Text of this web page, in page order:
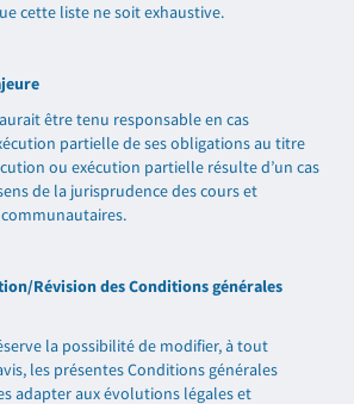
cette liste ne soit exhaustive.
être tenu responsable en cas
partielle de ses obligations au titre
ou exécution partielle résulte d’un cas
de la jurisprudence des cours et
Révision des Conditions générales
la possibilité de modifier, à tout
les présentes Conditions générales
adapter aux évolutions légales et